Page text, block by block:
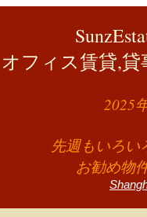
オフィス賃貸,
2025
先週もいろい
お勧め物